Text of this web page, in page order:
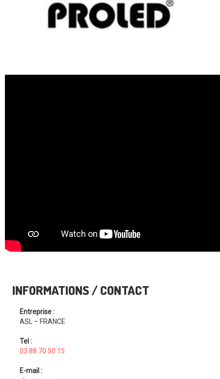
INFORMATIONS / CONTACT
Entreprise :
ASL – FRANCE
Tel :
03 88 70 50 15
E-mail :